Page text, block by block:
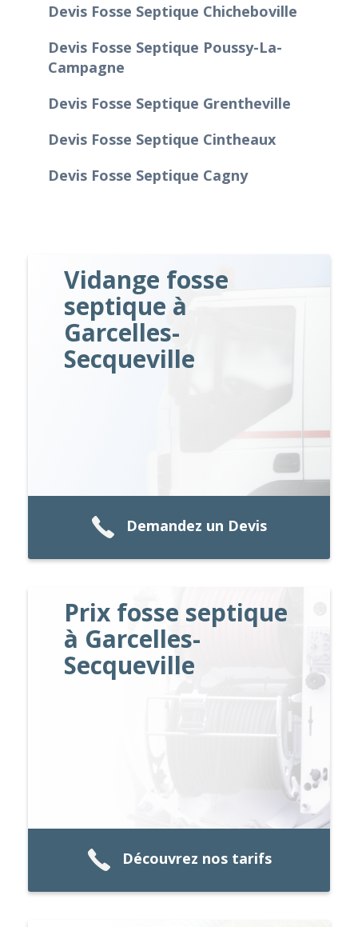
Devis Fosse Septique Chicheboville
Devis Fosse Septique Poussy-La-
Campagne
Devis Fosse Septique Grentheville
Devis Fosse Septique Cintheaux
Devis Fosse Septique Cagny
Vidange fosse
septique à
Garcelles-
Secqueville
Demandez un Devis
Prix fosse septique
à Garcelles-
Secqueville
Découvrez nos tarifs